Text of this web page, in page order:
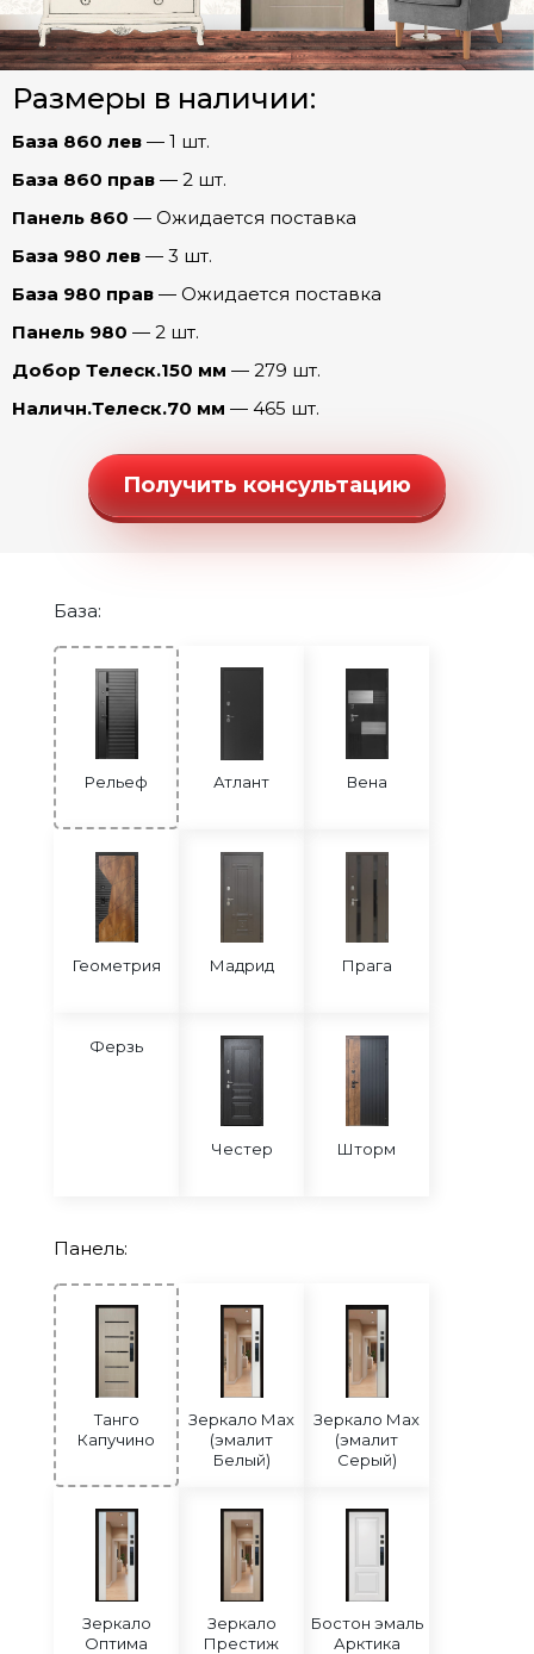
Рельеф Графика (эмалит Белый)
Рельеф Евро 29/Рейне (Эмалит белый)
Рельеф Мадрид (Беленый дуб)
Рельеф (эмалит Белый)
Рельеф Роял (Дуб пацифика)
Рельеф Соло (Бетон лофт)
Рельеф Соло (Капучино)
Рельеф Стиль (эмаль Арктика)
Рельеф Честер (эмалит Белый)
Рельеф Честер (эмалит Серый)
Рельеф Шелли (эмалит Серый)
Рельеф Юник Микс (эмалит Белый)
Ферзь
Честер
Шторм
Арки
Фурнитура
Размеры в наличии:
База 860 лев — 1 шт.
База 860 прав — 2 шт.
Панель 860 — Ожидается поставка
База 980 лев — 3 шт.
База 980 прав — Ожидается поставка
Панель 980 — 2 шт.
Добор Телеск.150 мм — 279 шт.
Наличн.Телеск.70 мм — 465 шт.
Получить консультацию
База:
Рельеф Атлант Вена
Геометрия Мадрид Прага
Ферзь
Честер Шторм
Панель:
Танго
Капучино
Зеркало Мах
(эмалит
Белый)
Зеркало Мах
(эмалит
Серый)
Зеркало
Оптима
Зеркало
Престиж
Бостон эмаль
Арктика